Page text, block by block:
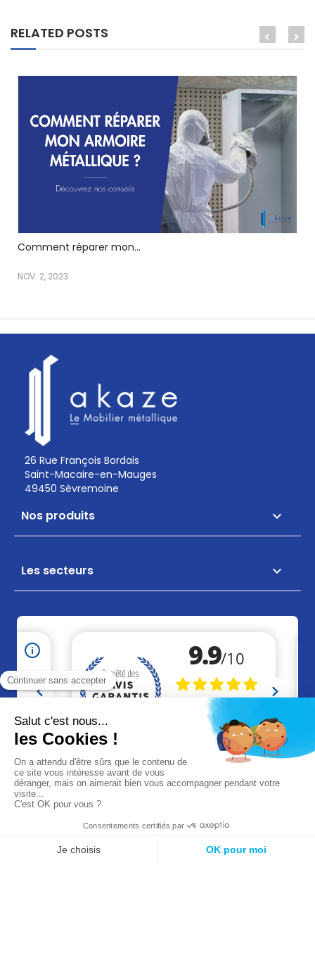
RELATED POSTS
Comment réparer mon...
NOV. 2, 2023
26 Rue François Bordais
Saint-Macaire-en-Mauges
49450 Sèvremoine
Nos produits 
Les secteurs 
CGU © 2026 Akaze